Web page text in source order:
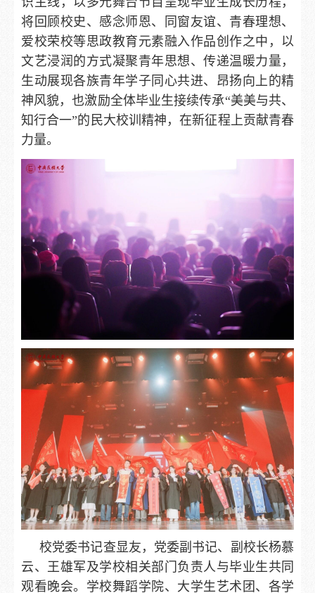
将回顾校史、感念师恩、同窗友谊、青春理想、
爱校荣校等思政教育元素融入作品创作之中，以
文艺浸润的方式凝聚青年思想、传递温暖力量，
生动展现各族青年学子同心共进、昂扬向上的精
神风貌，也激励全体毕业生接续传承“美美与共、
知行合一”的民大校训精神，在新征程上贡献青春
力量。
校党委书记查显友，党委副书记、副校长杨慕
云、王雄军及学校相关部门负责人与毕业生共同
观看晚会。学校舞蹈学院、大学生艺术团、各学